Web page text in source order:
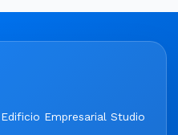
Empresarial Studio